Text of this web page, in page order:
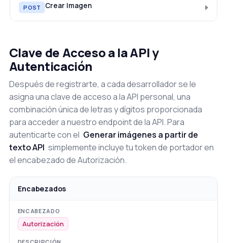
POST Crear Imagen
Clave de Acceso a la API y
Autenticación
Después de registrarte, a cada desarrollador se le
asigna una clave de acceso a la API personal, una
combinación única de letras y dígitos proporcionada
para acceder a nuestro endpoint de la API. Para
autenticarte con el Generar imágenes a partir de
texto API simplemente incluye tu token de portador en
el encabezado de Autorización.
Encabezados
Autorización